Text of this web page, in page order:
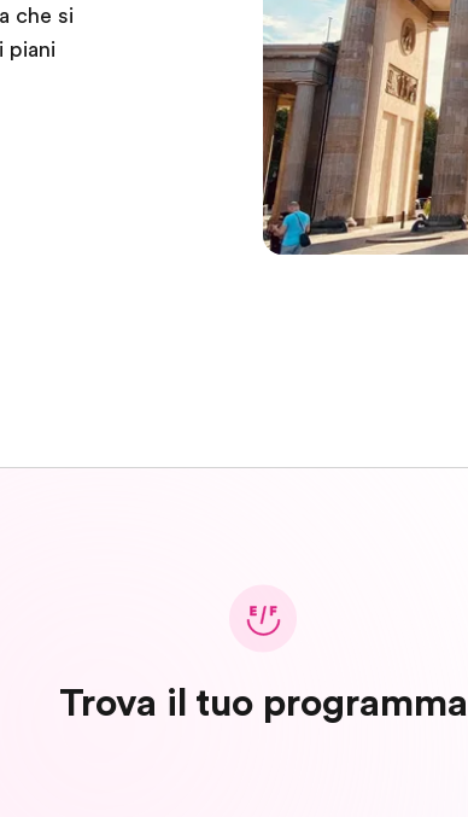
che si
piani
Trova il tuo programma